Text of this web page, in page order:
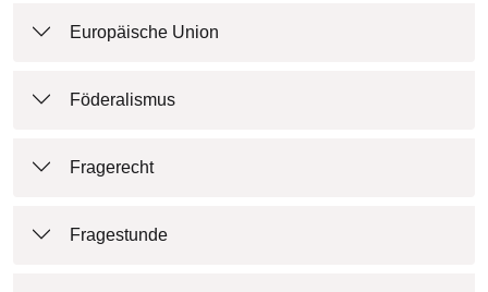
Europäische Union
Föderalismus
Fragerecht
Fragestunde